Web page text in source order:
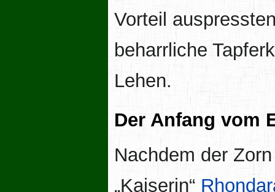
Vorteil
beharrliche
Lehen.
Der Anfang vom
Nachdem der
„Kaiserin“